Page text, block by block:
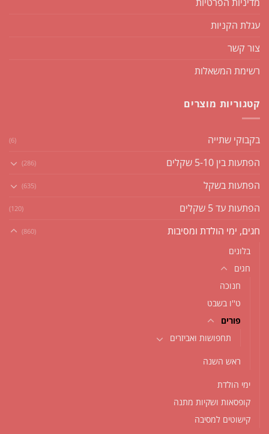
עגלת הקניות
צור קשר
רשימת המשאלות
קטגוריות מוצרים
בקבוקי שתייה (6)
הפתעות בין 5-10 שקלים (286)
הפתעות בשקל (635)
הפתעות עד 5 שקלים (120)
חגים, ימי הולדת ומסיבות (860)
בלונים
חגים
חנוכה
ט''ו בשבט
פורים
תחפושות ואביזרים
ראש השנה
ימי הולדת
קופסאות ושקיות מתנה
קישוטים למסיבה